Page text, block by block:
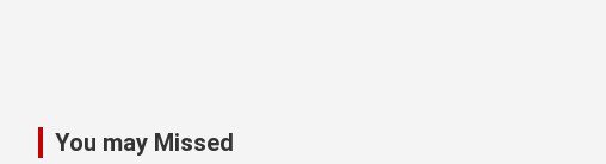
You may Missed